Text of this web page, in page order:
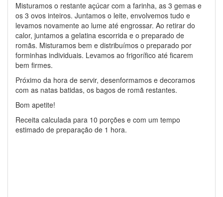
Misturamos o restante açúcar com a farinha, as 3 gemas e
os 3 ovos inteiros. Juntamos o leite, envolvemos tudo e
levamos novamente ao lume até engrossar. Ao retirar do
calor, juntamos a gelatina escorrida e o preparado de
romãs. Misturamos bem e distribuímos o preparado por
forminhas individuais. Levamos ao frigorífico até ficarem
bem firmes.
Próximo da hora de servir, desenformamos e decoramos
com as natas batidas, os bagos de romã restantes.
Bom apetite!
Receita calculada para 10 porções e com um tempo
estimado de preparação de 1 hora.